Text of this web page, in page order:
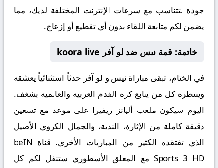
جودة لتتناسب مع سرعات الإنترنت المختلفة لديك، مما
يضمن لكم متابعة اللقاء بدون أي تقطيع أو إزعاج.
خاتمة: قمة نيس ضد لو آفر koora live
في الختام، تبقى مباراة نيس و لو آفر حدثاً استثنائياً يعشقه
وينتظره كل من يتابع كرة القدم العربية والعالمية بشغف.
اليوم سيكون ملعب أليانز ريفيرا على موعد مع تسعين
دقيقة كاملة من الإثارة، الندية، والجمال الكروي الأصيل
الذي تفتقده الكثير من المباريات الأخرى. قناة beIN
Sports 3 HD مع المعلق الأسطوري ستنقل لكم كل